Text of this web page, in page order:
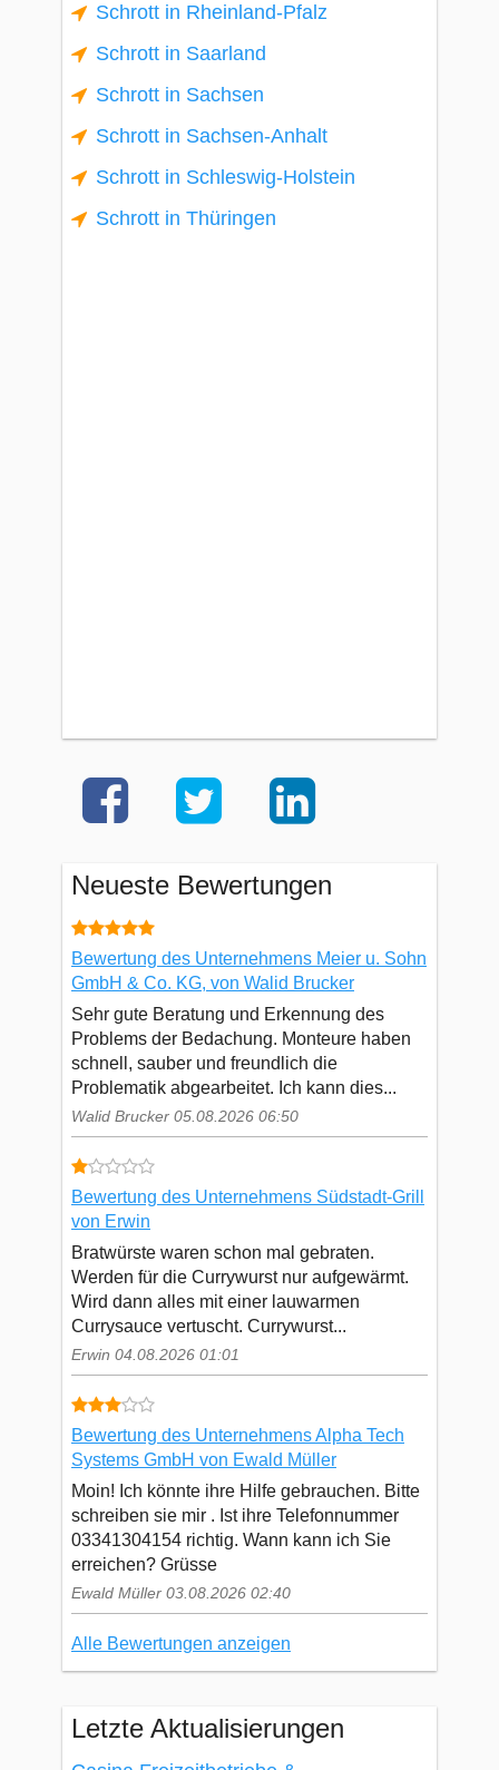
Schrott in Rheinland-Pfalz
Schrott in Saarland
Schrott in Sachsen
Schrott in Sachsen-Anhalt
Schrott in Schleswig-Holstein
Schrott in Thüringen
Neueste Bewertungen
Bewertung des Unternehmens Meier u. Sohn
GmbH & Co. KG, von Walid Brucker
Sehr gute Beratung und Erkennung des
Problems der Bedachung. Monteure haben
schnell, sauber und freundlich die
Problematik abgearbeitet. Ich kann dies...
Walid Brucker 05.08.2026 06:50
Bewertung des Unternehmens Südstadt-Grill
von Erwin
Bratwürste waren schon mal gebraten.
Werden für die Currywurst nur aufgewärmt.
Wird dann alles mit einer lauwarmen
Currysauce vertuscht. Currywurst...
Erwin 04.08.2026 01:01
Bewertung des Unternehmens Alpha Tech
Systems GmbH von Ewald Müller
Moin! Ich könnte ihre Hilfe gebrauchen. Bitte
schreiben sie mir . Ist ihre Telefonnummer
03341304154 richtig. Wann kann ich Sie
erreichen? Grüsse
Ewald Müller 03.08.2026 02:40
Alle Bewertungen anzeigen
Letzte Aktualisierungen